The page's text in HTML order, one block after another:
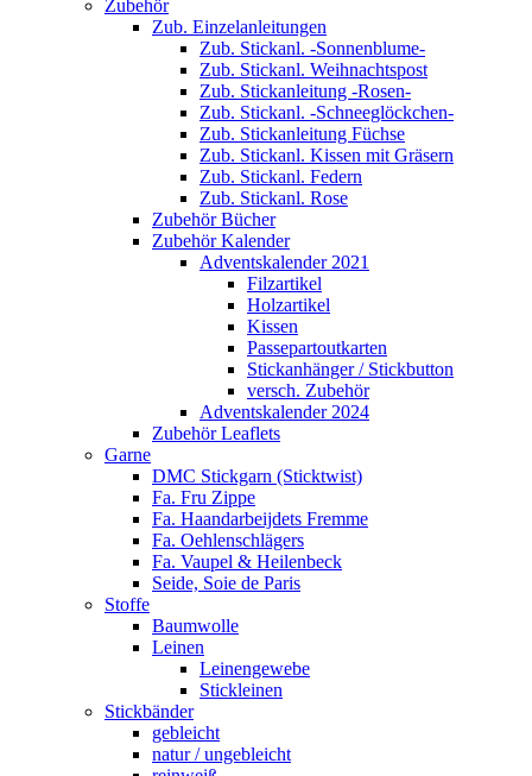
Zubehör
Zub. Einzelanleitungen
Zub. Stickanl. -Sonnenblume-
Zub. Stickanl. Weihnachtspost
Zub. Stickanleitung -Rosen-
Zub. Stickanl. -Schneeglöckchen-
Zub. Stickanleitung Füchse
Zub. Stickanl. Kissen mit Gräsern
Zub. Stickanl. Federn
Zub. Stickanl. Rose
Zubehör Bücher
Zubehör Kalender
Adventskalender 2021
Filzartikel
Holzartikel
Kissen
Passepartoutkarten
Stickanhänger / Stickbutton
versch. Zubehör
Adventskalender 2024
Zubehör Leaflets
Garne
DMC Stickgarn (Sticktwist)
Fa. Fru Zippe
Fa. Haandarbeijdets Fremme
Fa. Oehlenschlägers
Fa. Vaupel & Heilenbeck
Seide, Soie de Paris
Stoffe
Baumwolle
Leinen
Leinengewebe
Stickleinen
Stickbänder
gebleicht
natur / ungebleicht